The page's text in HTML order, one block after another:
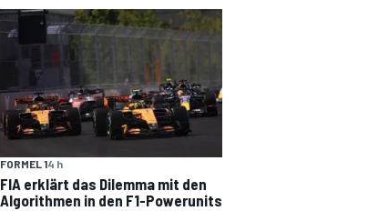
FORMEL 14 h
FIA erklärt das Dilemma mit den
Algorithmen in den F1-Powerunits